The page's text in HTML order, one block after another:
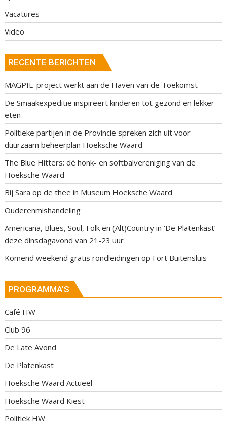
Vacatures
Video
RECENTE BERICHTEN
MAGPIE-project werkt aan de Haven van de Toekomst
De Smaakexpeditie inspireert kinderen tot gezond en lekker
eten
Politieke partijen in de Provincie spreken zich uit voor
duurzaam beheerplan Hoeksche Waard
The Blue Hitters: dé honk- en softbalvereniging van de
Hoeksche Waard
Bij Sara op de thee in Museum Hoeksche Waard
Ouderenmishandeling
Americana, Blues, Soul, Folk en (Alt)Country in ‘De Platenkast’
deze dinsdagavond van 21-23 uur
Komend weekend gratis rondleidingen op Fort Buitensluis
PROGRAMMA’S
Café HW
Club 96
De Late Avond
De Platenkast
Hoeksche Waard Actueel
Hoeksche Waard Kiest
Politiek HW